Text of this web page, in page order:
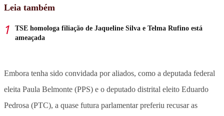
Leia também
TSE homologa filiação de Jaqueline Silva e Telma Rufino está
ameaçada
Embora tenha sido convidada por aliados, como a deputada federal
eleita Paula Belmonte (PPS) e o deputado distrital eleito Eduardo
Pedrosa (PTC), a quase futura parlamentar preferiu recusar as